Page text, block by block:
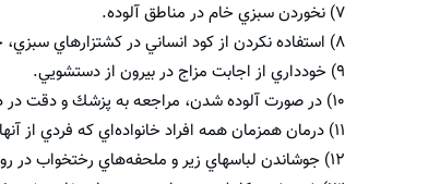
۷) نخوردن سبزي خام در مناطق آلوده.
۸) استفاده نكردن از كود انساني در كشتزارهاي سبزي، جاليزها، صيفي‌كاريها و باغهاي ميوه.
۹) خودداري از اجابت مزاج در بيرون از دستشويي.
۱۰) در صورت آلوده شدن، مراجعه به پزشك و دقت در درمان صحيح بيماران.
۱۱) درمان همزمان همه افراد خانواده‌اي كه فردي از آنها مبتلا به انگل است.
۱۲) جوشاندن لباسهاي زير و ملحفه‌هاي رختخواب در روزهاي درمان.